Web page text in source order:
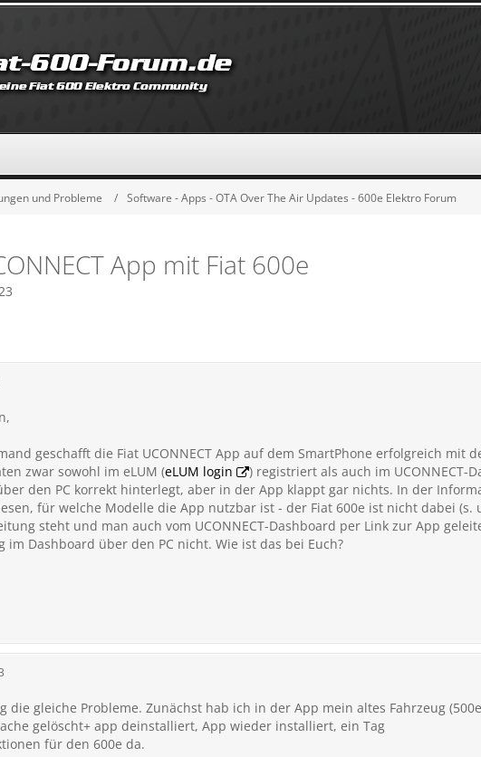
und Probleme Software - Apps - OTA Over The Air Updates - 600e Elektro Forum
App mit Fiat 600e
geschafft die Fiat UCONNECT App auf dem SmartPhone erfolgreich mit
zwar sowohl im eLUM (eLUM login
) registriert als auch im UCONNECT-
den PC korrekt hinterlegt, aber in der App klappt gar nichts. In der
für welche Modelle die App nutzbar ist - der Fiat 600e ist nicht dabei (s.
steht und man auch vom UCONNECT-Dashboard per Link zur App
im Dashboard über den PC nicht. Wie ist das bei Euch?
die gleiche Probleme. Zunächst hab ich in der App mein altes Fahrzeug
gelöscht+ app deinstalliert, App wieder installiert, ein Tag
für den 600e da.